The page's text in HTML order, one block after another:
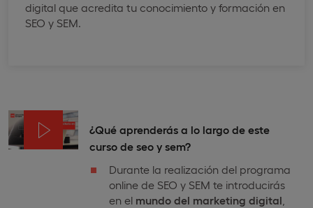
digital que acredita tu conocimiento y formación en
SEO y SEM.
¿Qué aprenderás a lo largo de este
curso de seo y sem?
Durante la realización del programa
online de SEO y SEM te introducirás
en el mundo del marketing digital